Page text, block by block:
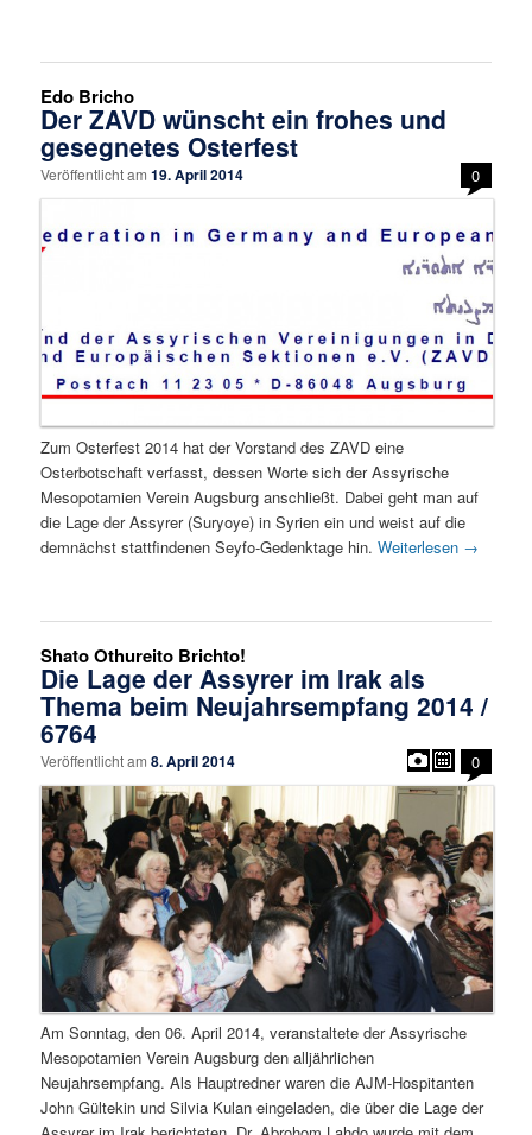
Edo Bricho
Der ZAVD wünscht ein frohes und
gesegnetes Osterfest
Veröffentlicht am19. April 2014 0
Zum Osterfest 2014 hat der Vorstand des ZAVD eine
Osterbotschaft verfasst, dessen Worte sich der Assyrische
Mesopotamien Verein Augsburg anschließt. Dabei geht man auf
die Lage der Assyrer (Suryoye) in Syrien ein und weist auf die
demnächst stattfindenen Seyfo-Gedenktage hin.Weiterlesen →
Shato Othureito Brichto!
Die Lage der Assyrer im Irak als
Thema beim Neujahrsempfang 2014 /
6764
Veröffentlicht am8. April 2014 0
Am Sonntag, den 06. April 2014, veranstaltete der Assyrische
Mesopotamien Verein Augsburg den alljährlichen
Neujahrsempfang. Als Hauptredner waren die AJM-Hospitanten
John Gültekin und Silvia Kulan eingeladen, die über die Lage der